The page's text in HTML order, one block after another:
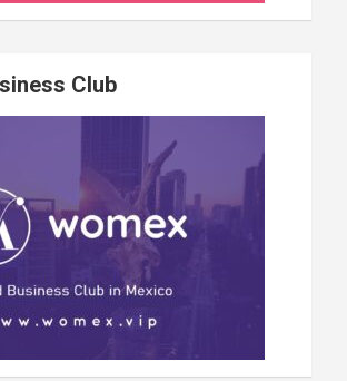
Club